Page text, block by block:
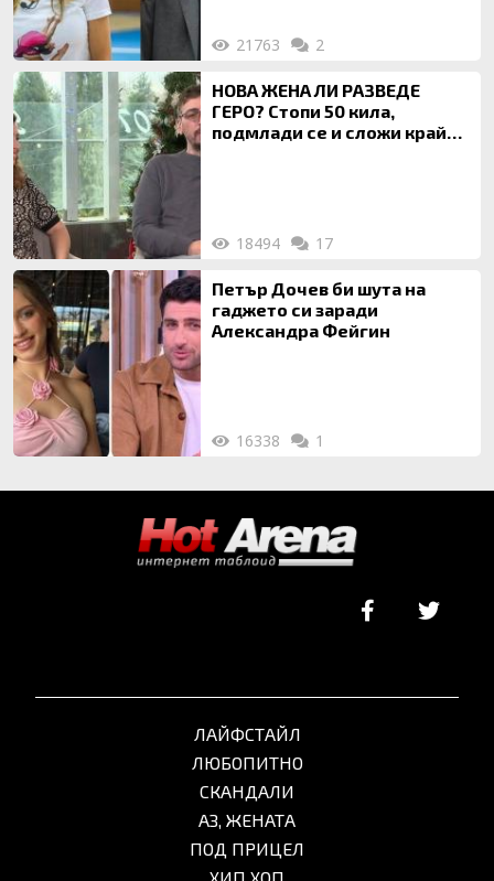
21763 2
НОВА ЖЕНА ЛИ РАЗВЕДЕ
ГЕРО? Стопи 50 кила,
подмлади се и сложи край
18494 17
Петър Дочев би шута на
гаджето си заради
Александра Фейгин
16338 1
ЛАЙФСТАЙЛ
ЛЮБОПИТНО
СКАНДАЛИ
АЗ, ЖЕНАТА
ПОД ПРИЦЕЛ